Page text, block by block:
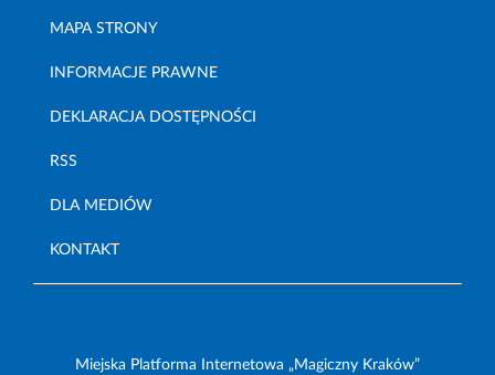
MAPA STRONY
INFORMACJE PRAWNE
DEKLARACJA DOSTĘPNOŚCI
RSS
DLA MEDIÓW
KONTAKT
Miejska Platforma Internetowa „Magiczny Kraków”